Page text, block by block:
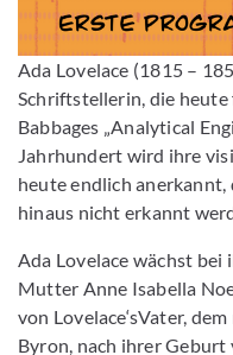
Ada Lovelace (1815 –
Schriftstellerin, die
Babbages „Analytical
Jahrhundert wird ihre
heute endlich
hinaus nicht erkannt
Ada Lovelace wächst
Mutter Anne Isabella
von Lovelace‘sVater,
Byron, nach ihrer Geburt